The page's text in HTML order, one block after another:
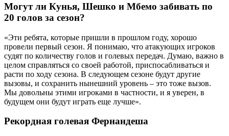
Могут ли Кунья, Шешко и Мбемо забивать по
20 голов за сезон?
«Эти ребята, которые пришли в прошлом году, хорошо
провели первый сезон. Я понимаю, что атакующих игроков
судят по количеству голов и голевых передач. Думаю, важно в
целом справляться со своей работой, приспосабливаться и
расти по ходу сезона. В следующем сезоне будут другие
вызовы, и сохранить нынешний уровень – это тоже вызов.
Мы довольны этими игроками в частности, и я уверен, в
будущем они будут играть еще лучше».
Рекордная голевая Фернандеша